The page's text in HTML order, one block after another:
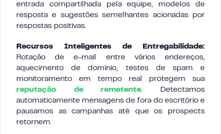
entrada compartilhada pela equipe, modelos de
resposta e sugestões semelhantes acionadas por
respostas positivas.
Recursos Inteligentes de Entregabilidade:
Rotação de e-mail entre vários endereços,
aquecimento de domínio, testes de spam e
monitoramento em tempo real protegem sua
reputação de remetente. Detectamos
automaticamente mensagens de fora do escritório e
pausamos as campanhas até que os prospects
retornem.